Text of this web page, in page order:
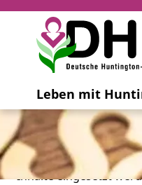
Leben mit
Cookie-
Diese Webseite setzt
beinhaltet Cookies und
technisch notwendig
besseren
Inhalte eingesetzt